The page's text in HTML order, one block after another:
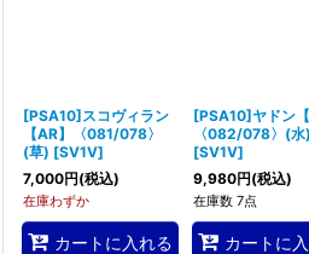
[PSA10]スコヴィラン
【AR】〈081/078〉
(草) [SV1V]
7,000円(税込)
在庫わずか
カートに入れる
[PSA10]ヤドン【
〈082/078〉(水)
[SV1V]
9,980円(税込)
在庫数 7点
カートに